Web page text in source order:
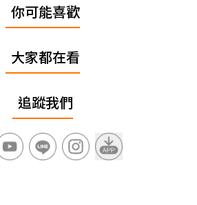
你可能喜歡
大家都在看
追蹤我們